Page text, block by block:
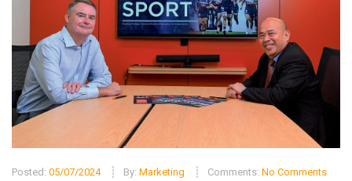
Posted: 05/07/2024 By: Marketing Comments: No Comments